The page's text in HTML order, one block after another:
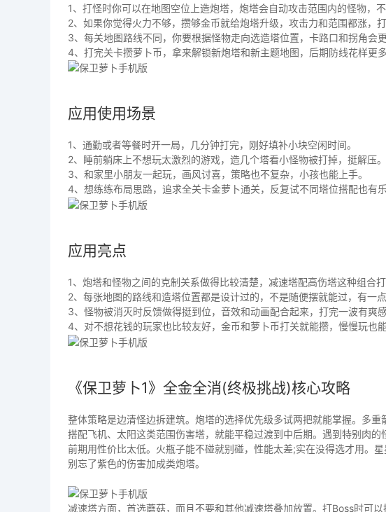
1、打怪时你可以在地图空位上造炮塔，炮塔会自动攻击范围内的怪物，不
2、如果你觉得火力不够，攒够金币就给炮塔升级，攻击力和范围都涨，打
3、每关地图路线不同，你要根据怪物走向选造塔位置，卡路口和拐角会更
4、打完关卡攒萝卜币，拿来解锁新炮塔和新主题地图，后期防线花样更多
应用使用场景
1、通勤或者等餐时开一局，几分钟打完，刚好填补小块空闲时间。
2、睡前躺床上不想玩太激烈的游戏，造几个塔看小怪物被打掉，挺解压。
3、和家里小朋友一起玩，画风讨喜，策略也不复杂，小孩也能上手。
4、想练练布局思路，追求全关卡金萝卜通关，反复试不同塔位搭配也有乐
应用亮点
1、炮塔和怪物之间的克制关系做得比较清楚，减速塔配高伤塔这种组合打
2、每张地图的路线和造塔位置都是设计过的，不是随便摆就能过，有一点
3、怪物被消灭时反馈做得挺到位，音效和动画配合起来，打完一波有爽感
4、对不想花钱的玩家也比较友好，金币和萝卜币打关就能攒，慢慢玩也能
《保卫萝卜1》全金全消(终极挑战)核心攻略
整体策略是边清怪边拆建筑。炮塔的选择优先级多试两把就能掌握。多
搭配飞机、太阳这类范围伤害塔，就能平稳过渡到中后期。遇到特别肉
前期用性价比太低。火瓶子能不碰就别碰，性能太差;实在没得选才用。
别忘了紫色的伤害加成类炮塔。
减速塔方面，首选蘑菇，而且不要和其他减速塔叠加放置。打Boss时可